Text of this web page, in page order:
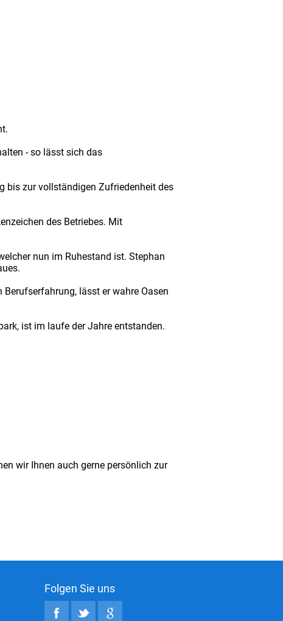
- so lässt sich das
bis zur vollständigen Zufriedenheit des
des Betriebes. Mit
nun im Ruhestand ist. Stephan
lässt er wahre Oasen
ist im laufe der Jahre entstanden.
wir Ihnen auch gerne persönlich zur
Folgen Sie uns